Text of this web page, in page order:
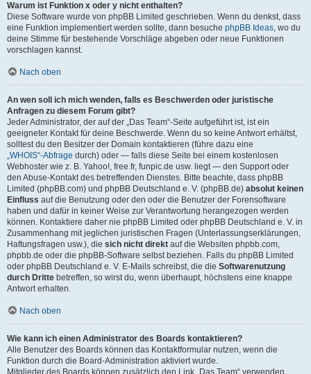
Warum ist Funktion x oder y nicht enthalten?
Diese Software wurde von phpBB Limited geschrieben. Wenn du denkst, dass
eine Funktion implementiert werden sollte, dann besuche phpBB Ideas, wo du
deine Stimme für bestehende Vorschläge abgeben oder neue Funktionen
vorschlagen kannst.
Nach oben
An wen soll ich mich wenden, falls es Beschwerden oder juristische
Anfragen zu diesem Forum gibt?
Jeder Administrator, der auf der „Das Team“-Seite aufgeführt ist, ist ein
geeigneter Kontakt für deine Beschwerde. Wenn du so keine Antwort erhältst,
solltest du den Besitzer der Domain kontaktieren (führe dazu eine
„WHOIS“-Abfrage durch) oder — falls diese Seite bei einem kostenlosen
Webhoster wie z. B. Yahoo!, free.fr, funpic.de usw. liegt — den Support oder
den Abuse-Kontakt des betreffenden Dienstes. Bitte beachte, dass phpBB
Limited (phpBB.com) und phpBB Deutschland e. V. (phpBB.de) absolut keinen
Einfluss auf die Benutzung oder den oder die Benutzer der Forensoftware
haben und dafür in keiner Weise zur Verantwortung herangezogen werden
können. Kontaktiere daher nie phpBB Limited oder phpBB Deutschland e. V. in
Zusammenhang mit jeglichen juristischen Fragen (Unterlassungserklärungen,
Haftungsfragen usw.), die sich nicht direkt auf die Websiten phpbb.com,
phpbb.de oder die phpBB-Software selbst beziehen. Falls du phpBB Limited
oder phpBB Deutschland e. V. E-Mails schreibst, die die Softwarenutzung
durch Dritte betreffen, so wirst du, wenn überhaupt, höchstens eine knappe
Antwort erhalten.
Nach oben
Wie kann ich einen Administrator des Boards kontaktieren?
Alle Benutzer des Boards können das Kontaktformular nutzen, wenn die
Funktion durch die Board-Administration aktiviert wurde.
Mitglieder des Boards können zusätzlich den Link „Das Team“ verwenden.